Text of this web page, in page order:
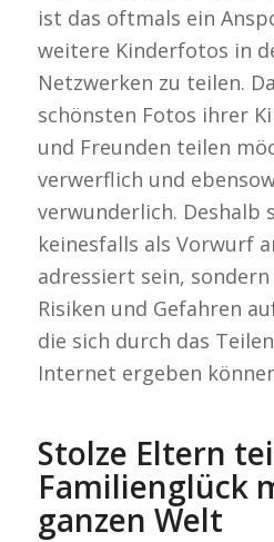
ist das oftmals ein
weitere Kinderfotos in
Netzwerken zu teilen.
schönsten Fotos ihrer
und Freunden teilen
verwerflich und
verwunderlich. Deshalb
keinesfalls als Vorwurf
adressiert sein,
Risiken und Gefahren
die sich durch das
Internet ergeben
Stolze Eltern
Familienglück
ganzen Welt